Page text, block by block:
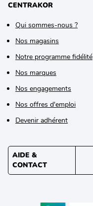
CENTRAKOR
Qui sommes-nous ?
Nos magasins
Notre programme fidélité
Nos marques
Nos engagements
Nos offres d'emploi
Devenir adhérent
AIDE &
CONTACT